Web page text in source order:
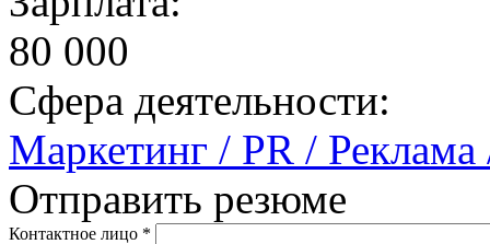
80 000
Сфера деятельности:
Маркетинг / PR /
Отправить резюме
Контактное лицо *